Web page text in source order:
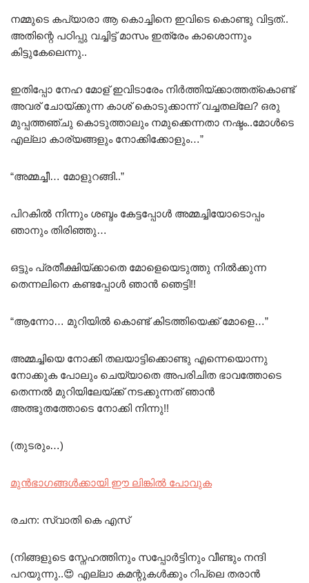
നമ്മുടെ കപ്യാരാ ആ കൊച്ചിനെ ഇവിടെ കൊണ്ടു വിട്ടത്..
അതിന്റെ പഠിപ്പു വച്ചിട്ട് മാസം ഇത്രേം കാശൊന്നും
കിട്ടുകേലെന്നു..
ഇതിപ്പോ നേഹ മോള് ഇവിടാരേം നിർത്തിയ്ക്കാത്തത്കൊണ്ട്
അവര് ചോയ്ക്കുന്ന കാശ് കൊടുക്കാന്ന് വച്ചതല്ലേ? ഒരു
മുപ്പത്തഞ്ചു കൊടുത്താലും നമുക്കെന്നതാ നഷ്ടം..മോൾടെ
എല്ലാ കാര്യങ്ങളും നോക്കിക്കോളും…”
“അമ്മച്ചീ… മോളുറങ്ങി..”
പിറകിൽ നിന്നും ശബ്ദം കേട്ടപ്പോൾ അമ്മച്ചിയോടൊപ്പം
ഞാനും തിരിഞ്ഞു…
ഒട്ടും പ്രതീക്ഷിയ്ക്കാതെ മോളെയെടുത്തു നിൽക്കുന്ന
തെന്നലിനെ കണ്ടപ്പോൾ ഞാൻ ഞെട്ടി!!
“ആന്നോ… മുറിയിൽ കൊണ്ട് കിടത്തിയെക്ക് മോളെ…”
അമ്മച്ചിയെ നോക്കി തലയാട്ടിക്കൊണ്ടു എന്നെയൊന്നു
നോക്കുക പോലും ചെയ്യാതെ അപരിചിത ഭാവത്തോടെ
തെന്നൽ മുറിയിലേയ്ക്ക് നടക്കുന്നത് ഞാൻ
അത്ഭുതത്തോടെ നോക്കി നിന്നു!!
(തുടരും…)
മുൻഭാഗങ്ങൾക്കായി ഈ ലിങ്കിൽ പോവുക
രചന: സ്വാതി കെ എസ്‌
(നിങ്ങളുടെ സ്നേഹത്തിനും സപ്പോർട്ടിനും വീണ്ടും നന്ദി
പറയുന്നു..😍 എല്ലാ കമന്റുകൾക്കും റിപ്ലെ തരാൻ